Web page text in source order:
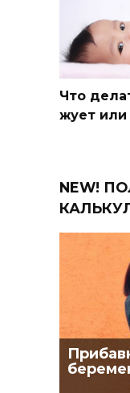
Что
жует или
NEW!